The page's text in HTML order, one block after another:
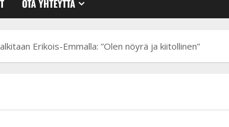
OTA YHTEYTTÄ
Erikois-Emmalla: ”Olen nöyrä ja kiitollinen”